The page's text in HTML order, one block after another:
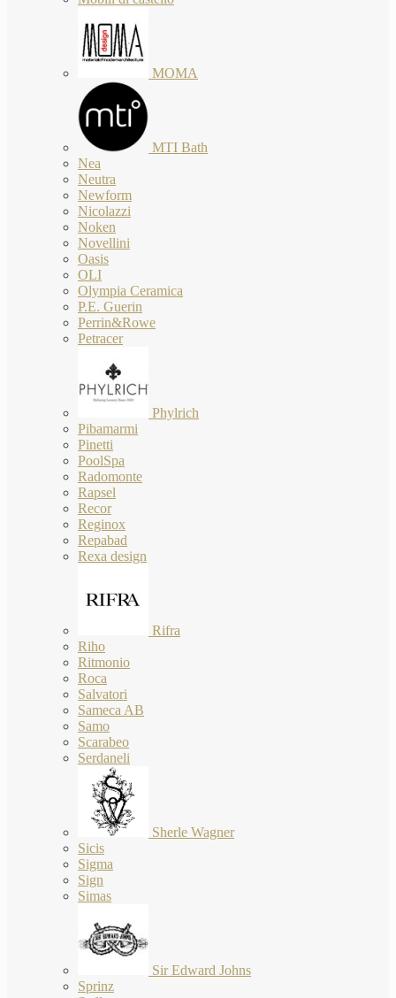
MOMA
MTI Bath
Nea
Neutra
Newform
Nicolazzi
Noken
Novellini
Oasis
OLI
Olympia Ceramica
P.E. Guerin
Perrin&Rowe
Petracer
Phylrich
Pibamarmi
Pinetti
PoolSpa
Radomonte
Rapsel
Recor
Reginox
Repabad
Rexa design
Rifra
Riho
Ritmonio
Roca
Salvatori
Sameca AB
Samo
Scarabeo
Serdaneli
Sherle Wagner
Sicis
Sigma
Sign
Simas
Sir Edward Johns
Sprinz